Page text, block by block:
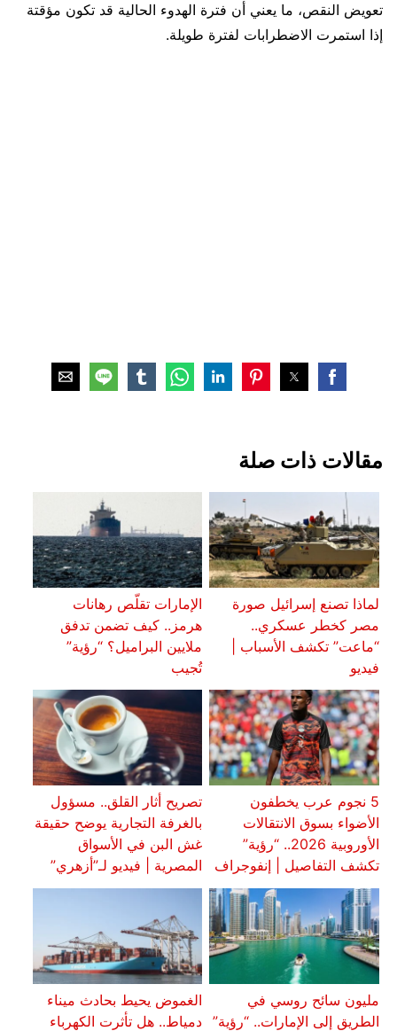
تعويض النقص، ما يعني أن فترة الهدوء الحالية قد تكون مؤقتة
إذا استمرت الاضطرابات لفترة طويلة.
مقالات ذات صلة
لماذا تصنع إسرائيل صورة
مصر كخطر عسكري..
“ماعت” تكشف الأسباب |
فيديو
الإمارات تقلّص رهانات
هرمز.. كيف تضمن تدفق
ملايين البراميل؟ “رؤية”
تُجيب
5 نجوم عرب يخطفون
الأضواء بسوق الانتقالات
الأوروبية 2026.. “رؤية”
تكشف التفاصيل | إنفوجراف
تصريح أثار القلق.. مسؤول
بالغرفة التجارية يوضح حقيقة
غش البن في الأسواق
المصرية | فيديو لـ”أزهري”
مليون سائح روسي في
الطريق إلى الإمارات.. “رؤية”
الغموض يحيط بحادث ميناء
دمياط.. هل تأثرت الكهرباء